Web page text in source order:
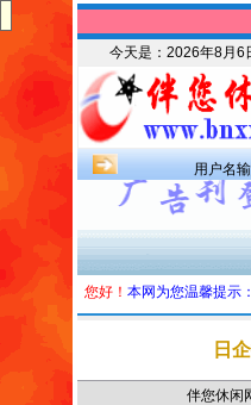
今天是： 2026年8月6
用户名输
您好！ 本网为您温馨提示：
日
伴您休